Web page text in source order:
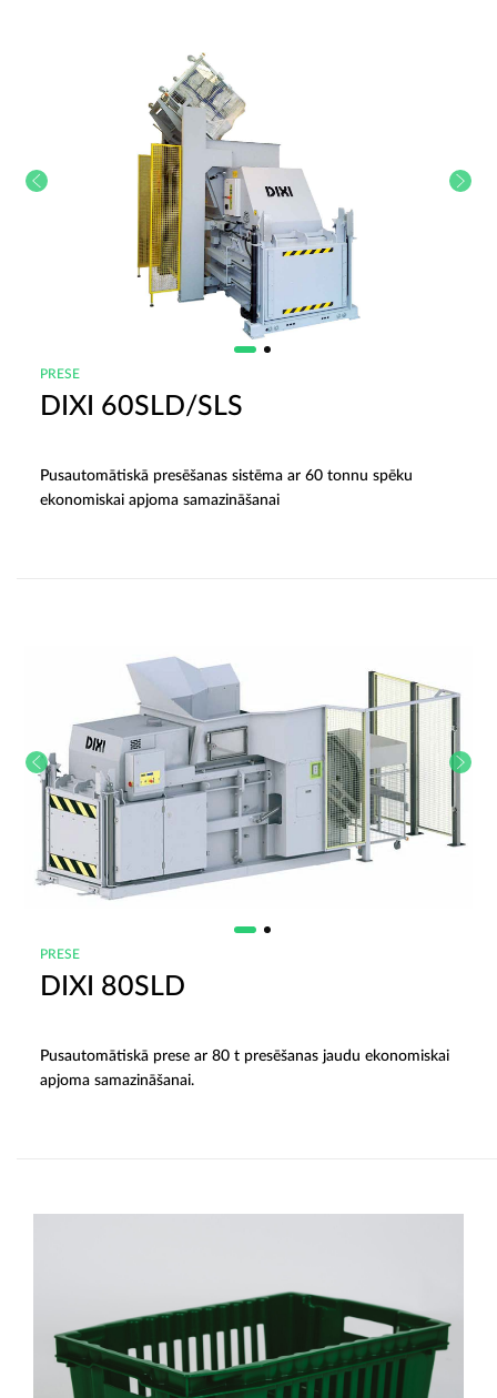
PRESE
DIXI 60SLD/SLS
Pusautomātiskā presēšanas sistēma ar 60 tonnu spēku
ekonomiskai apjoma samazināšanai
PRESE
DIXI 80SLD
Pusautomātiskā prese ar 80 t presēšanas jaudu ekonomiskai
apjoma samazināšanai.